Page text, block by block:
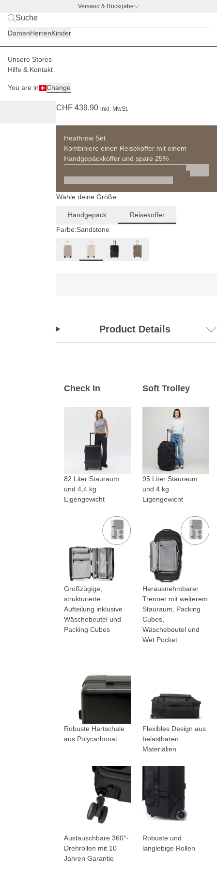
Versand & Rückgabe
DamenHerrenKinder
Unsere Stores
Hilfe & Kontakt
You are in Change
Damen Reisegepäck
CHF 439.90 inkl. MwSt.
Heathrow Set
Kombiniere einen Reisekoffer mit einem
Handgepäckkoffer und spare 25%
Wähle deine Größe:
Handgepäck
Reisekoffer
Farbe:Sandstone
Product Details
Check In Soft Trolley
82 Liter Stauraum
und 4,4 kg
Eigengewicht
95 Liter Stauraum
und 4 kg
Eigengewicht
Großzügige,
strukturierte
Aufteilung inklusive
Wäschebeutel und
Packing Cubes
Herausnehmbarer
Trenner mit weiterem
Stauraum, Packing
Cubes,
Wäschebeutel und
Wet Pocket
Robuste Hartschale
aus Polycarbonat
Flexibles Design aus
belastbaren
Materialien
Austauschbare 360°-
Drehrollen mit 10
Jahren Garantie
Robuste und
langlebige Rollen